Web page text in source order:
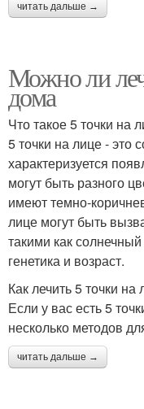
читать дальше →
Можно ли
дома
Что такое 5 точки на
5 точки на лице - это
характеризуется
могут быть разного
имеют темно-
лице могут быть
такими как
генетика и возраст.
Как лечить 5 точки
Если у вас есть 5
несколько методов
читать дальше →